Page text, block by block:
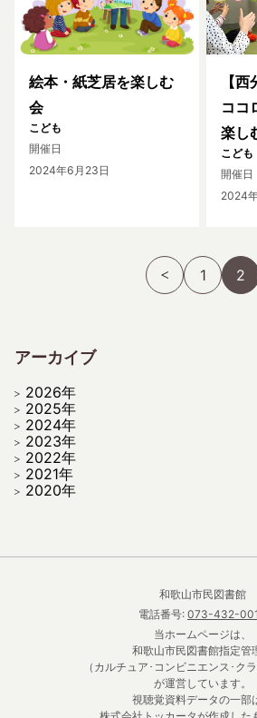
絵本・紙芝居を楽しむ
会
こども
開催日
2024年6月23日
【
ココ
楽し
こども
開催日
2024
1 2
アーカイブ
2026年
2025年
2024年
2023年
2022年
2021年
2020年
和歌山市民図書館
電話番号: 073-432-
当ホームページは、
和歌山市民図書館指定管
（カルチュア･コンビニエンス･ク
が運営しています。
視聴覚資料データの一部